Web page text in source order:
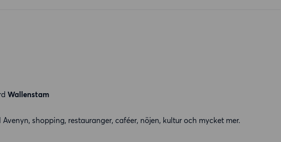
Wallenstam
shopping, restauranger, caféer, nöjen, kultur och mycket mer.